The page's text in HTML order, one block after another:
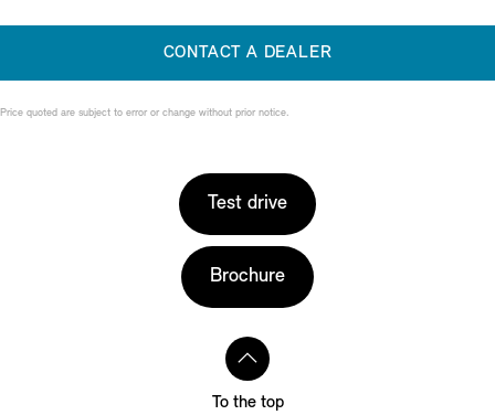
CONTACT A DEALER
Price quoted are subject to error or change without prior notice.
Test drive
Brochure
To the top